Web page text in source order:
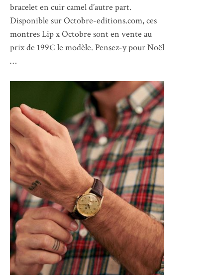
bracelet en cuir camel d’autre part. ​
Disponible sur Octobre-editions.com, ces
montres Lip x Octobre sont en vente au
prix de 199€ le modèle. Pensez-y pour Noël
…